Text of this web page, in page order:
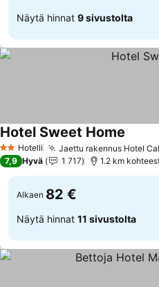
Näytä hinnat 9 sivustolta
2 Tähtiluokitus
Hotelli Jaettu rakennus Hotel
Hotel Sweet Home
7,9 Hyvä 1 717 1.2 km
Alkaen 82 €
Näytä hinnat 11 sivustolta